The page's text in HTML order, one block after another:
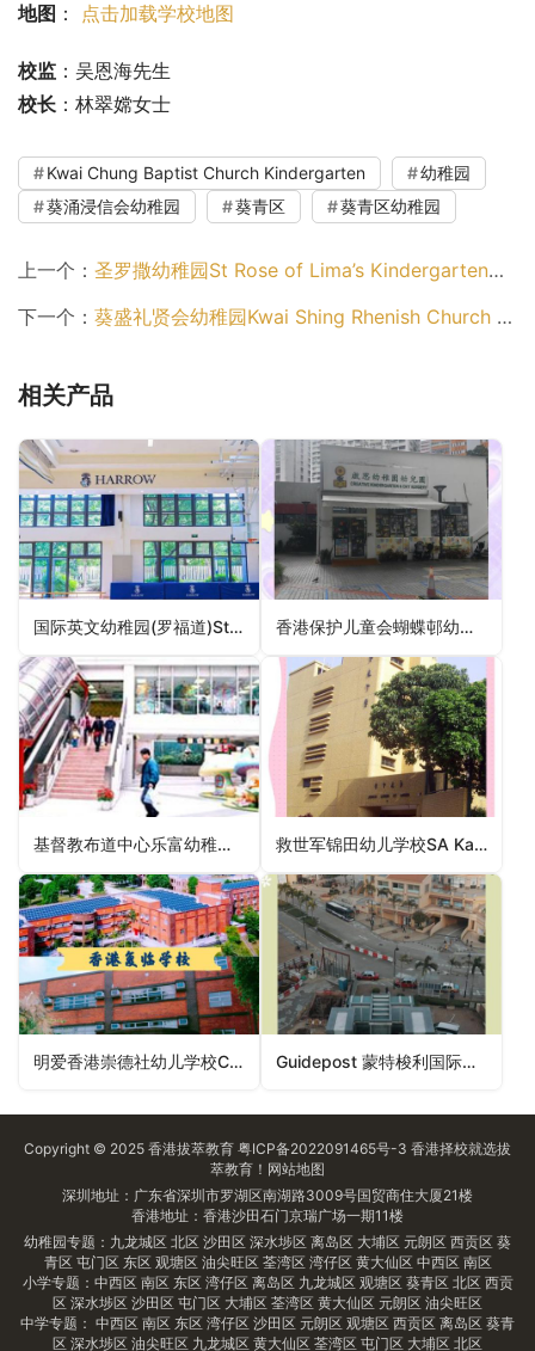
地图 ： 点击加载学校地图
校监 ：吴恩海先生
校长 ：林翠嫦女士
Kwai Chung Baptist Church Kindergarten
幼稚园
葵涌浸信会幼稚园
葵青区 葵青区幼稚园
上一个： 圣罗撒幼稚园St Rose of Lima’s Kindergarten（九龙城区幼稚园）
下一个： 葵盛礼贤会幼稚园Kwai Shing Rhenish Church Kindergarten（葵青区幼稚园）
相关产品
国际英文幼稚园(罗福道)St. Catherine’s International Kindergarten（九龙城区幼稚园） 香港保护儿童会蝴蝶邨幼儿学校HKSPC Butterfly Estate Nursery School（屯门区幼稚园）
基督教布道中心乐富幼稚园Christian Evangelical Centre Lok Fu Kindergarten（黄大仙区幼稚园） 救世军锦田幼儿学校SA Kam Tin Nursery School（元朗区幼稚园）
明爱香港崇德社幼儿学校Caritas Zonta Club of Hong Kong Nursery School（北区幼稚园） Guidepost 蒙特梭利国际幼稚园(愉景湾)Guidepost Montessori International Kindergarten (Discovery Bay)（离岛区幼稚园）
Copyright © 2025 香港拔萃教育 粤ICP备2022091465号-3 香港择校就选拔
萃教育！ 网站地图
深圳地址：广东省深圳市罗湖区南湖路3009号国贸商住大厦21楼
香港地址：香港沙田石门京瑞广场一期11楼
幼稚园专题： 九龙城区 北区 沙田区 深水埗区 离岛区 大埔区 元朗区 西贡区 葵
青区 屯门区 东区 观塘区 油尖旺区 荃湾区 湾仔区 黄大仙区 中西区 南区
小学专题： 中西区 南区 东区 湾仔区 离岛区 九龙城区 观塘区 葵青区 北区 西贡
区 深水埗区 沙田区 屯门区 大埔区 荃湾区 黄大仙区 元朗区 油尖旺区
中学专题： 中西区 南区 东区 湾仔区 沙田区 元朗区 观塘区 西贡区 离岛区 葵青
区 深水埗区 油尖旺区 九龙城区 黄大仙区 荃湾区 屯门区 大埔区 北区